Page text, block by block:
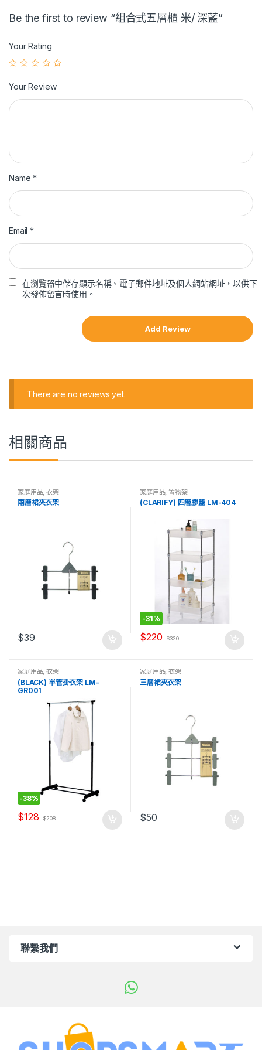
Be the first to review “組合式五層櫃 米/ 深藍”
Your Rating
Your Review
Name*
Email*
在瀏覽器中儲存顯示名稱、電子郵件地址及個人網站網址，以供下
次發佈留言時使用。
There are no reviews yet.
相關商品
家庭用品,衣架
兩層裙夾衣架
$39
家庭用品, 置物架
(CLARIFY) 四層膠籃 LM-404
-31%
$220 $320
家庭用品,衣架
(BLACK) 單管掛衣架 LM-
GR001
-38%
$128 $208
家庭用品,衣架
三層裙夾衣架
$50
聯繫我們